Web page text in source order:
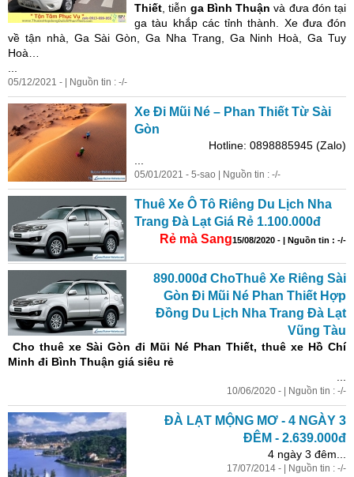
Thiết , tiễn ga Bình Thuận và đưa đón tại
ga tàu khắp các tỉnh thành. Xe đưa đón
về tận nhà, Ga Sài Gòn, Ga Nha Trang, Ga Ninh Hoà, Ga Tuy
Hoà…
05/12/2021 - | Nguồn tin : -/-
Xe Đi Mũi Né – Phan Thiết Từ Sài
Gòn
Hotline: 0898885945 (Zalo)
05/01/2021 - 5-sao | Nguồn tin : -/-
Thuê Xe Ô Tô Riêng Du Lịch Nha
Trang Đà Lạt Giá Rẻ 1.100.000đ
Rẻ mà Sang15/08/2020 - | Nguồn tin : -/-
890.000đ ChoThuê Xe Riêng Sài
Gòn Đi Mũi Né Phan Thiết Hợp
Đồng Du Lịch Nha Trang Đà Lạt
Vũng Tàu
Cho thuê xe Sài Gòn đi Mũi Né Phan Thiết, thuê xe Hồ Chí
Minh đi Bình Thuận giá siêu rẻ
10/06/2020 - | Nguồn tin : -/-
ĐÀ LẠT MỘNG MƠ - 4 NGÀY 3
ĐÊM - 2.639.000đ
4 ngày 3 đêm...
17/07/2014 - | Nguồn tin : -/-